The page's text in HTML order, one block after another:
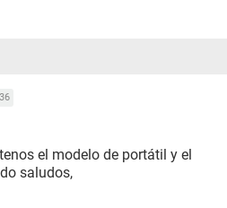
el modelo de portátil y el
saludos,